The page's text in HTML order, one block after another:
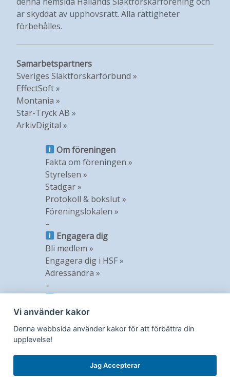
är skyddat av upphovsrätt. Alla rättigheter
förbehålles.
Samarbetspartners
Sveriges Släktforskarförbund »
EffectSoft »
Montania »
Star-Tryck AB »
ArkivDigital »
Om föreningen
Fakta om föreningen »
Styrelsen »
Stadgar »
Protokoll & bokslut »
Föreningslokalen »
–
Engagera dig
Bli medlem »
Engagera dig i HSF »
Adressändra »
–
Nyheter »
Medlemstidning »
Vi använder kakor
Denna webbsida använder kakor för att förbättra din
upplevelse!
Jag Accepterar